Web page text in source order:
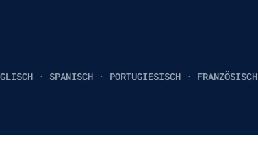
· SPANISCH · PORTUGIESISCH · FRANZÖSISCH